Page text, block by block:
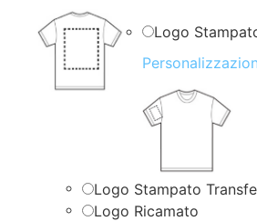
Logo
Logo Stampato
Logo Ricamato